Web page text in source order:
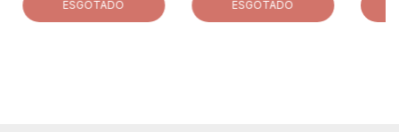
ESGOTADO ESGOTADO